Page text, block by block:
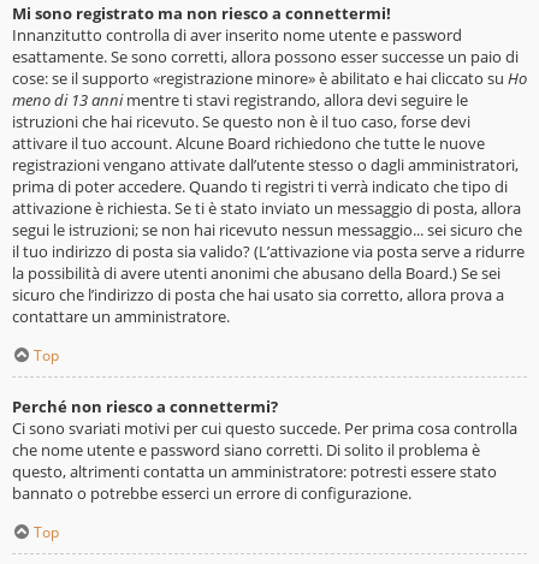
Mi sono registrato ma non riesco a connettermi!
Innanzitutto controlla di aver inserito nome utente e password
esattamente. Se sono corretti, allora possono esser successe un paio di
cose: se il supporto «registrazione minore» è abilitato e hai cliccato su Ho
meno di 13 annimentre ti stavi registrando, allora devi seguire le
istruzioni che hai ricevuto. Se questo non è il tuo caso, forse devi
attivare il tuo account. Alcune Board richiedono che tutte le nuove
registrazioni vengano attivate dall’utente stesso o dagli amministratori,
prima di poter accedere. Quando ti registri ti verrà indicato che tipo di
attivazione è richiesta. Se ti è stato inviato un messaggio di posta, allora
segui le istruzioni; se non hai ricevuto nessun messaggio... sei sicuro che
il tuo indirizzo di posta sia valido? (L’attivazione via posta serve a ridurre
la possibilità di avere utenti anonimi che abusano della Board.) Se sei
sicuro che l’indirizzo di posta che hai usato sia corretto, allora prova a
contattare un amministratore.
Top
Perché non riesco a connettermi?
Ci sono svariati motivi per cui questo succede. Per prima cosa controlla
che nome utente e password siano corretti. Di solito il problema è
questo, altrimenti contatta un amministratore: potresti essere stato
bannato o potrebbe esserci un errore di configurazione.
Top